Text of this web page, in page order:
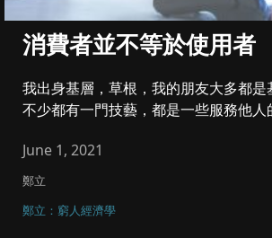
消費者並不等於使用者
我出身基層，草根，我的朋友大多都是
不少都有一門技藝，都是一些服務他人
June 1, 2021
鄭立
鄭立：窮人經濟學